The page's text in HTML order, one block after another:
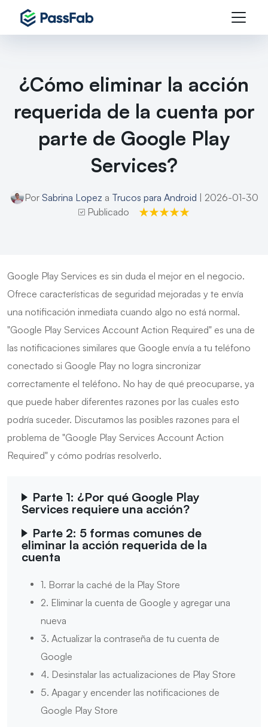
¿Cómo eliminar la acción
requerida de la cuenta por
parte de Google Play
Services?
Por Sabrina Lopez a Trucos para Android
| 2026-01-30
Publicado
Google Play Services es sin duda el mejor en el negocio.
Ofrece características de seguridad mejoradas y te envía
una notificación inmediata cuando algo no está normal.
"Google Play Services Account Action Required" es una de
las notificaciones similares que Google envía a tu teléfono
conectado si Google Play no logra sincronizar
correctamente el teléfono. No hay de qué preocuparse, ya
que puede haber diferentes razones por las cuales esto
podría suceder. Discutamos las posibles razones para el
problema de "Google Play Services Account Action
Required" y cómo podrías resolverlo.
Parte 1: ¿Por qué Google Play
Services requiere una acción?
Parte 2: 5 formas comunes de
eliminar la acción requerida de la
cuenta
1. Borrar la caché de la Play Store
2. Eliminar la cuenta de Google y agregar una
nueva
3. Actualizar la contraseña de tu cuenta de
Google
4. Desinstalar las actualizaciones de Play Store
5. Apagar y encender las notificaciones de
Google Play Store